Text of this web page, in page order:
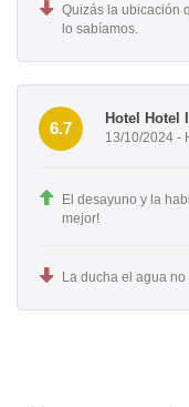
Quizás la ubicación
lo sabíamos.
6.7
Hotel Hotel
13/10/2024 -
El desayuno y la
mejor!
La ducha el agua